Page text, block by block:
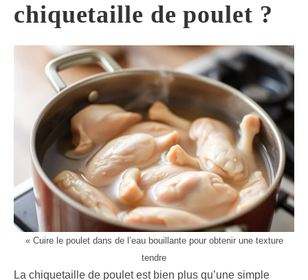
chiquetaille de poulet ?
« Cuire le poulet dans de l’eau bouillante pour obtenir une texture
tendre
La chiquetaille de poulet est bien plus qu’une simple